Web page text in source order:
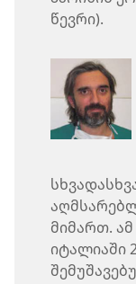
წევრი).
მიმართ.
იტალიაში